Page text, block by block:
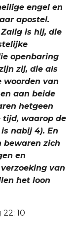
engel en
apostel.
is hij, die
openbaring
zij, die als
woorden van
aan beide
hetgeen
tijd, waarop de
nabij 4). En
bewaren zich
en
van
het loon
10